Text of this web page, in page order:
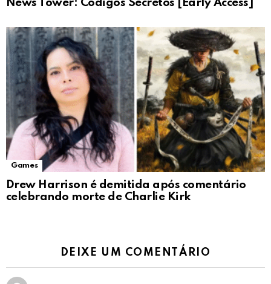
News Tower: Códigos Secretos [Early Access]
Games
Drew Harrison é demitida após comentário
celebrando morte de Charlie Kirk
DEIXE UM COMENTÁRIO